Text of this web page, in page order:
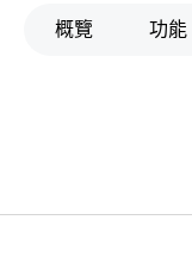
概覽 功能